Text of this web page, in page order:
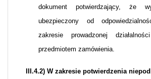
dokument potwierdzający, że
ubezpieczony od
zakresie prowadzonej
przedmiotem zamówienia.
III.4.2) W zakresie potwierdzenia